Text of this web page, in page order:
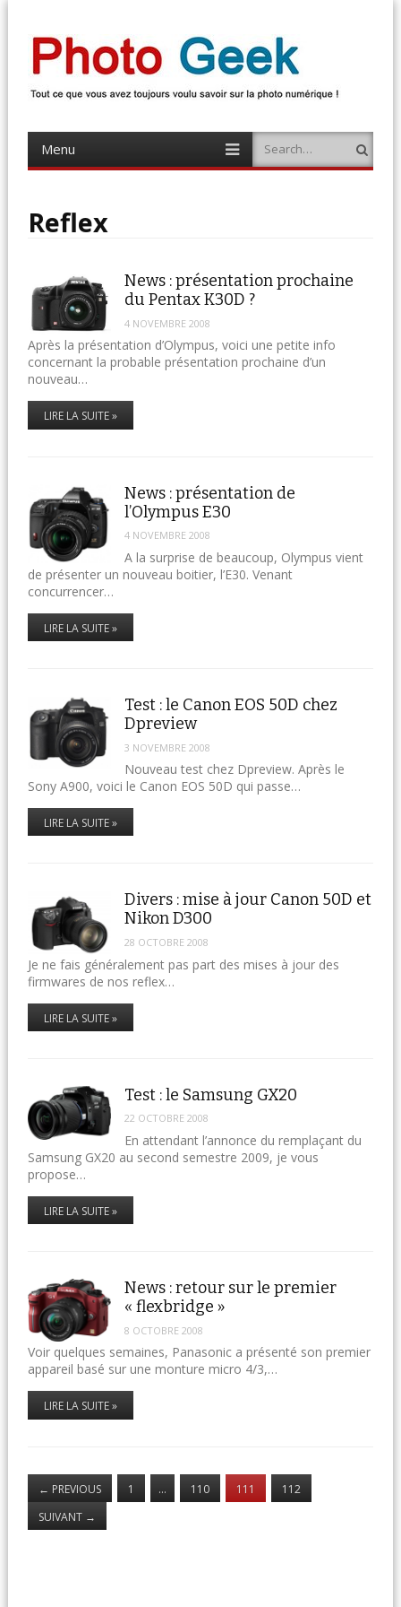
Photo Geek
Menu
content
Search
Reflex
News : présentation prochaine
du Pentax K30D ?
4 NOVEMBRE 2008
Après la présentation d’Olympus, voici une petite info
concernant la probable présentation prochaine d’un
nouveau…
LIRE LA SUITE »
News : présentation de
l’Olympus E30
4 NOVEMBRE 2008
A la surprise de beaucoup, Olympus vient
de présenter un nouveau boitier, l’E30. Venant
concurrencer…
LIRE LA SUITE »
Test : le Canon EOS 50D chez
Dpreview
3 NOVEMBRE 2008
Nouveau test chez Dpreview. Après le
Sony A900, voici le Canon EOS 50D qui passe…
LIRE LA SUITE »
Divers : mise à jour Canon 50D et
Nikon D300
28 OCTOBRE 2008
Je ne fais généralement pas part des mises à jour des
firmwares de nos reflex…
LIRE LA SUITE »
Test : le Samsung GX20
22 OCTOBRE 2008
En attendant l’annonce du remplaçant du
Samsung GX20 au second semestre 2009, je vous
propose…
LIRE LA SUITE »
News : retour sur le premier
« flexbridge »
8 OCTOBRE 2008
Voir quelques semaines, Panasonic a présenté son premier
appareil basé sur une monture micro 4/3,…
LIRE LA SUITE »
← PREVIOUS 1 … 110 111
112
SUIVANT →